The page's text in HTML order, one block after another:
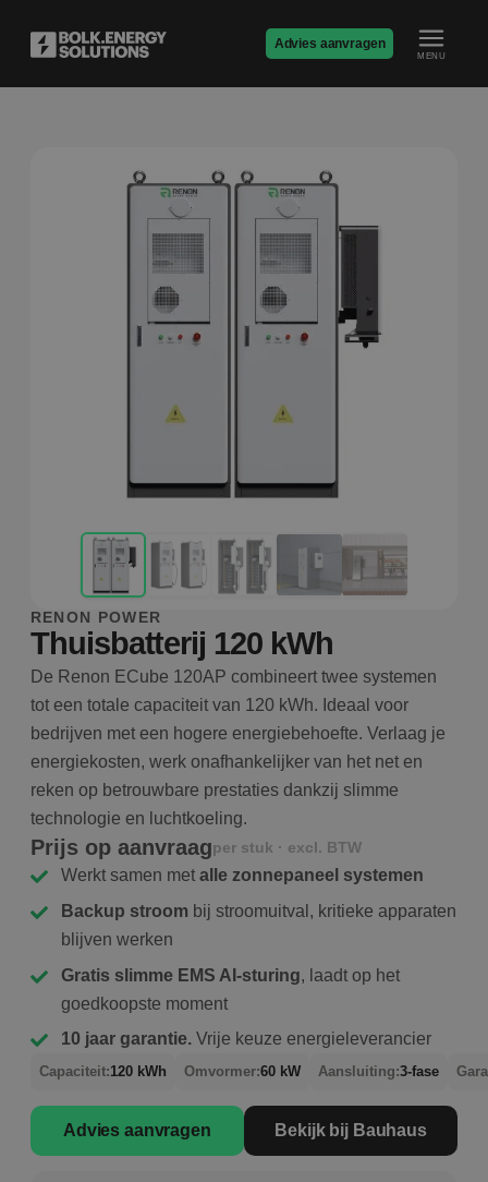
Advies aanvragen
MENU
RENON POWER
Thuisbatterij 120 kWh
De Renon ECube 120AP combineert twee systemen
tot een totale capaciteit van 120 kWh. Ideaal voor
bedrijven met een hogere energiebehoefte. Verlaag je
energiekosten, werk onafhankelijker van het net en
reken op betrouwbare prestaties dankzij slimme
technologie en luchtkoeling.
Prijs op aanvraagper stuk · excl. BTW
Werkt samen metalle zonnepaneel systemen
Backup stroom bij stroomuitval, kritieke apparaten
blijven werken
Gratis slimme EMS AI-sturing, laadt op het
goedkoopste moment
10 jaar garantie.Vrije keuze energieleverancier
Capaciteit:120 kWh Omvormer:60 kW Aansluiting:3-fase
Advies aanvragen Bekijk bij Bauhaus